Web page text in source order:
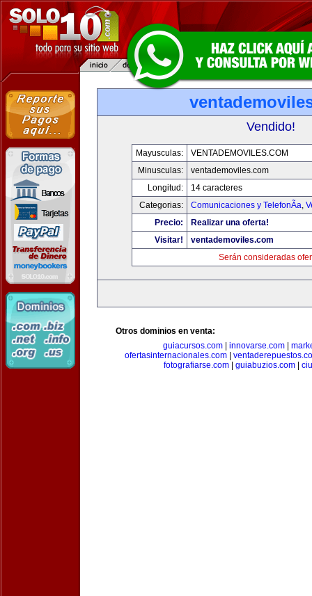
Vendido!
Mayusculas:
VENTADEMOVILES.COM
Minusculas:
ventademoviles.com
Longitud:
14 caracteres
Categorias:
Comunicaciones y TelefonÃ­a,
Precio:
Realizar una oferta!
Visitar!
ventademoviles.com
Serán consideradas
Otros dominios en venta:
guiacursos.com| innovarse.com|
ofertasinternacionales.com|
fotografiarse.com| guiabuzios.com|